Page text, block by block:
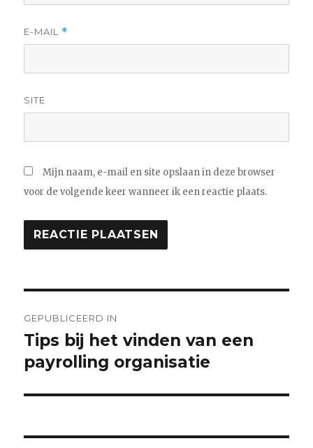
E-MAIL *
SITE
Mijn naam, e-mail en site opslaan in deze browser
voor de volgende keer wanneer ik een reactie plaats.
navigatie
GEPUBLICEERD IN
Tips bij het vinden van een
payrolling organisatie